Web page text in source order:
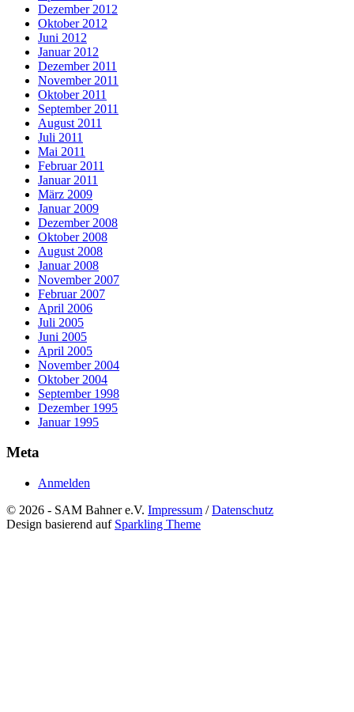
Dezember 2012
Oktober 2012
Juni 2012
Januar 2012
Dezember 2011
November 2011
Oktober 2011
September 2011
August 2011
Juli 2011
Mai 2011
Februar 2011
Januar 2011
März 2009
Januar 2009
Dezember 2008
Oktober 2008
August 2008
Januar 2008
November 2007
Februar 2007
April 2006
Juli 2005
Juni 2005
April 2005
November 2004
Oktober 2004
September 1998
Dezember 1995
Januar 1995
Meta
Anmelden
© 2026 - SAM Bahner e.V. Impressum /Datenschutz
Design basierend auf Sparkling Theme